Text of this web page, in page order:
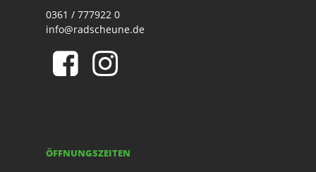
0361 / 777922 0
info@radscheune.de
ÖFFNUNGSZEITEN